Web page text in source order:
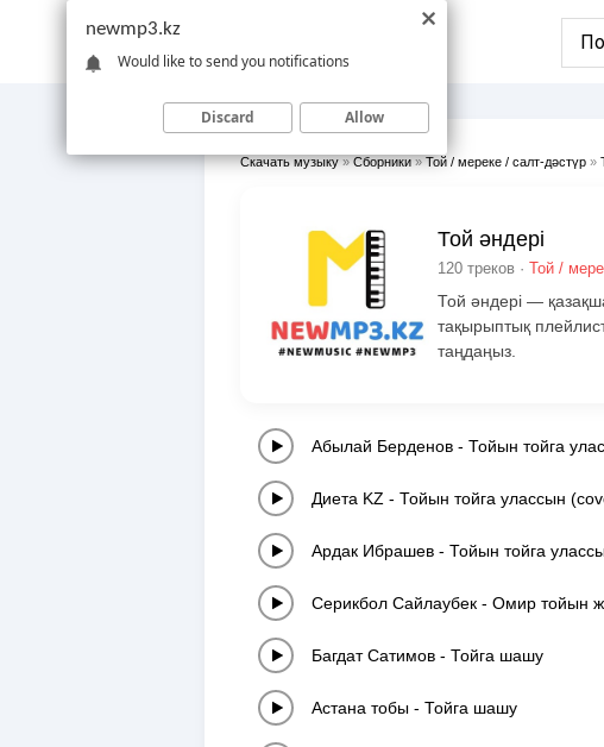
Скачать музыку »Сборники »Той / мереке / салт-дәстүр »
Той әндері
120 треков · Той /
Той әндері —
тақырыптық
таңдаңыз.
Абылай Берденов - Тойын тойга
Диета KZ - Тойын тойга улассын
Ардак Ибрашев - Тойын тойга
Серикбол Сайлаубек - Омир тойын
Багдат Сатимов - Тойга шашу
Астана тобы - Тойга шашу
newmp3.kz
Would like to send you notifications
Discard Allow